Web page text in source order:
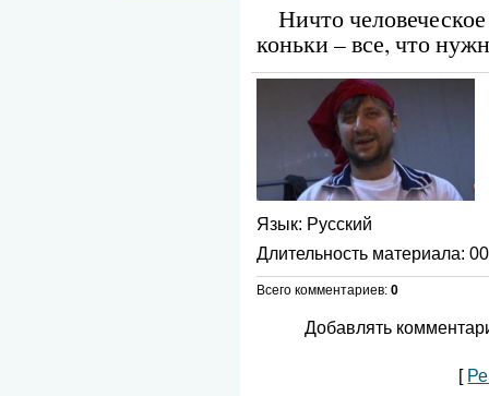
Ничто
коньки – все, что
Язык: Русский
Длительность материала:
Всего комментариев: 0
Добавлять
[